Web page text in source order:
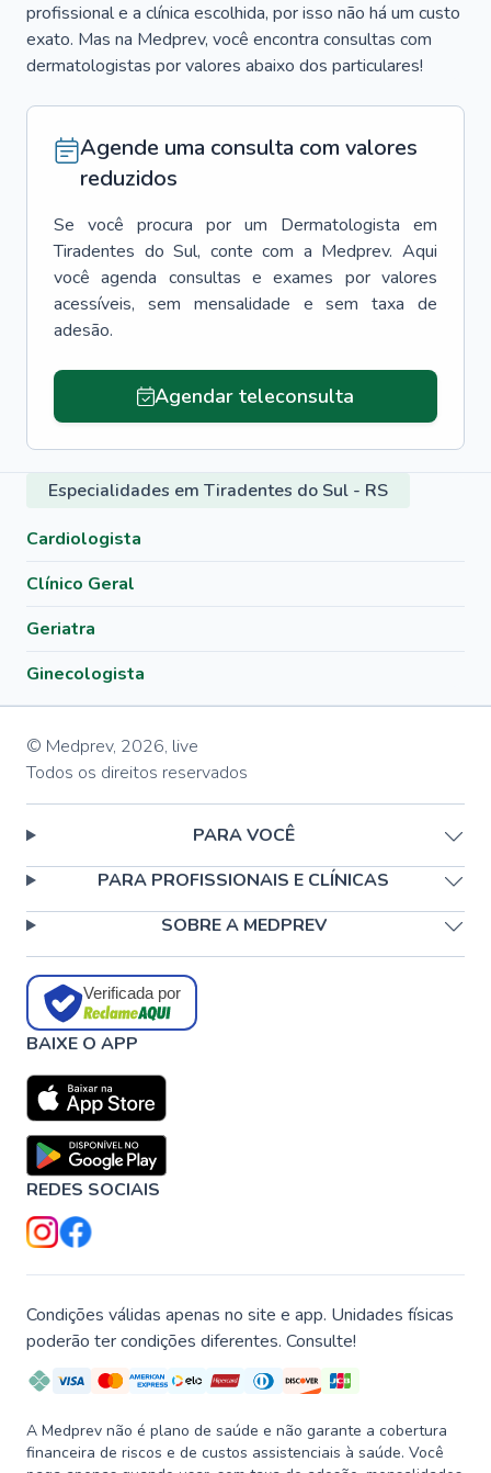
profissional e a clínica escolhida, por isso não há um custo
exato. Mas na Medprev, você encontra consultas com
dermatologistas por valores abaixo dos particulares!
Agende uma consulta com valores
reduzidos
Se você procura por um Dermatologista em
Tiradentes do Sul, conte com a Medprev. Aqui
você agenda consultas e exames por valores
acessíveis, sem mensalidade e sem taxa de
adesão.
Agendar teleconsulta
Especialidades em Tiradentes do Sul - RS
Cardiologista
Clínico Geral
Geriatra
Ginecologista
© Medprev, 2026, live
Todos os direitos reservados
PARA VOCÊ
PARA PROFISSIONAIS E CLÍNICAS
SOBRE A MEDPREV
Verificada por
BAIXE O APP
REDES SOCIAIS
Condições válidas apenas no site e app. Unidades físicas
poderão ter condições diferentes. Consulte!
A Medprev não é plano de saúde e não garante a cobertura
financeira de riscos e de custos assistenciais à saúde. Você